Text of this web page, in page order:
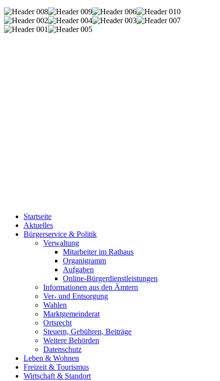
Startseite
Aktuelles
Bürgerservice & Politik
Verwaltung
Mitarbeiter im Rathaus
Organigramm
Aufgaben
Online-Bürgerdienstleistungen
Informationen aus den Ämtern
Ver- und Entsorgung
Wahlen
Marktgemeinderat
Ortsrecht
Steuern, Gebühren, Beiträge
Weitere Behörden
Datenschutz
Leben & Wohnen
Freizeit & Tourismus
Wirtschaft & Standort